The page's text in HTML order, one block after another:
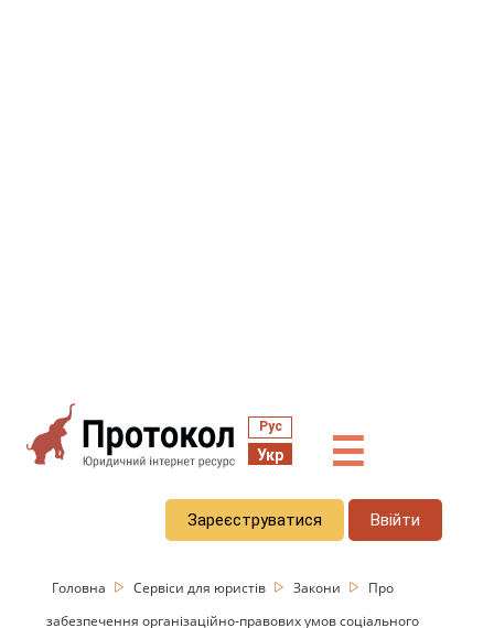
Рус
Укр ☰
Зареєструватися Ввійти
Головна Сервіси для юристів Закони
Про
забезпечення організаційно-правових умов соціального